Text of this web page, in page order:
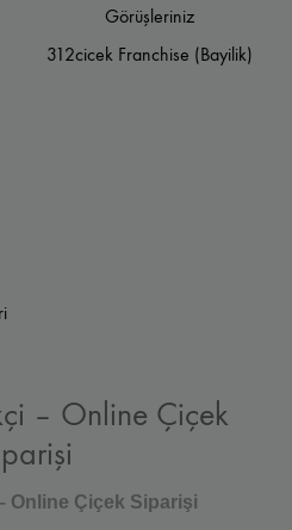
Görüşleriniz
312cicek Franchise (Bayilik)
– Online Çiçek
Online Çiçek Siparişi